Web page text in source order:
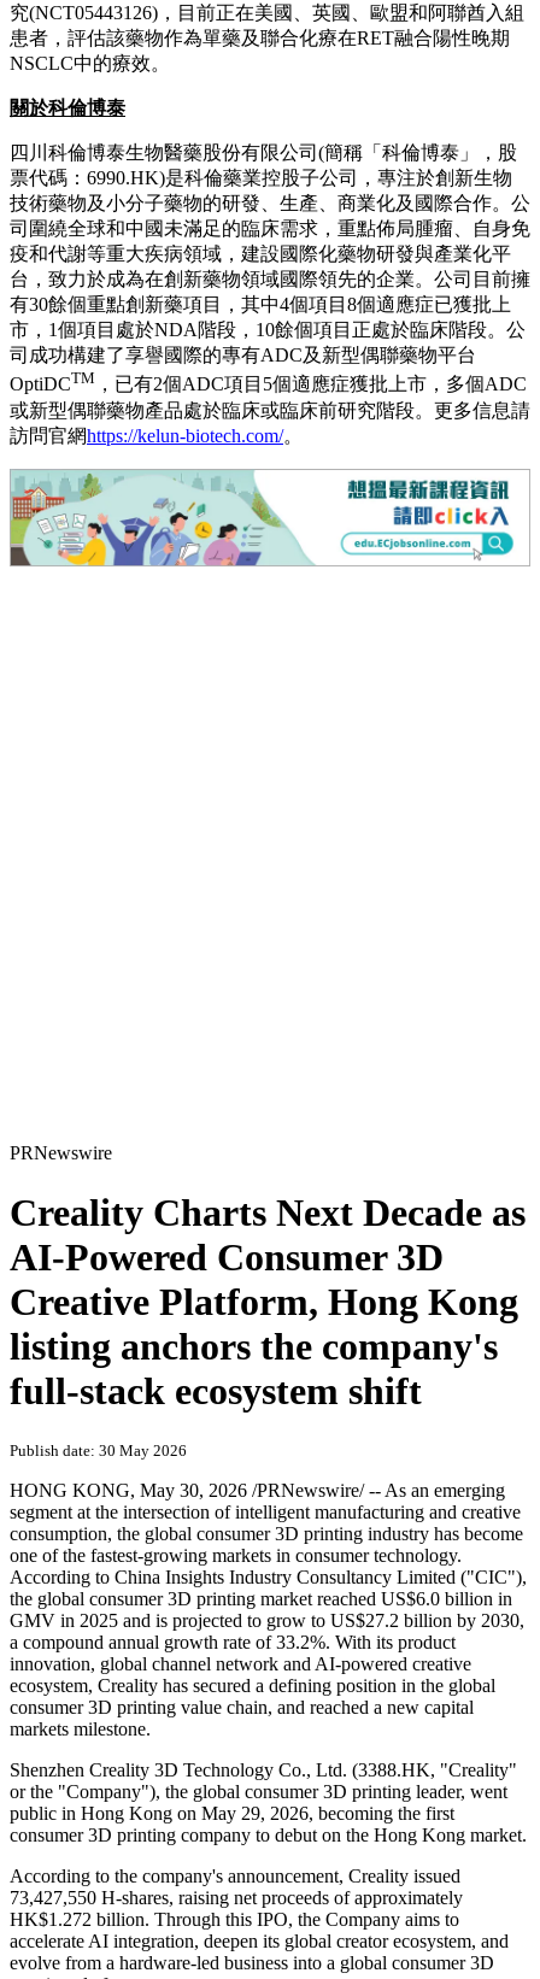
究(NCT05443126)，目前正在美國、英國、歐盟和阿聯酋入組
患者，評估該藥物作為單藥及聯合化療在RET融合陽性晚期
NSCLC中的療效。
關於科倫博泰
四川科倫博泰生物醫藥股份有限公司(簡稱「科倫博泰」，股
票代碼：6990.HK)是科倫藥業控股子公司，專注於創新生物
技術藥物及小分子藥物的研發、生產、商業化及國際合作。公
司圍繞全球和中國未滿足的臨床需求，重點佈局腫瘤、自身免
疫和代謝等重大疾病領域，建設國際化藥物研發與產業化平
台，致力於成為在創新藥物領域國際領先的企業。公司目前擁
有30餘個重點創新藥項目，其中4個項目8個適應症已獲批上
市，1個項目處於NDA階段，10餘個項目正處於臨床階段。公
司成功構建了享譽國際的專有ADC及新型偶聯藥物平台
OptiDCTM ，已有2個ADC項目5個適應症獲批上市，多個ADC
或新型偶聯藥物產品處於臨床或臨床前研究階段。更多信息請
訪問官網https://kelun-biotech.com/。
Creality Charts Next Decade as
AI-Powered Consumer 3D
Creative Platform, Hong Kong
listing anchors the company's
full-stack ecosystem shift
Publish date: 30 May 2026
segment at the intersection of intelligent manufacturing and creative
consumption, the global consumer 3D printing industry has become
one of the fastest-growing markets in consumer technology.
According to China Insights Industry Consultancy Limited ("CIC"),
the global consumer 3D printing market reached US$6.0 billion in
GMV in 2025 and is projected to grow to US$27.2 billion by 2030,
a compound annual growth rate of 33.2%. With its product
innovation, global channel network and AI-powered creative
ecosystem, Creality has secured a defining position in the global
consumer 3D printing value chain,andreached a new capital